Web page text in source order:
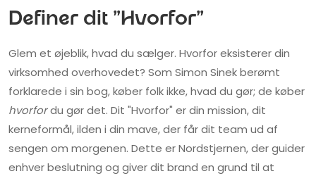
Definer dit "Hvorfor"
Glem et øjeblik, hvad du sælger. Hvorfor eksisterer din
virksomhed overhovedet? Som Simon Sinek berømt
forklarede i sin bog, køber folk ikke, hvad du gør; de køber
hvorfordu gør det. Dit "Hvorfor" er din mission, dit
kerneformål, ilden i din mave, der får dit team ud af
sengen om morgenen. Dette er Nordstjernen, der guider
enhver beslutning og giver dit brand en grund til at